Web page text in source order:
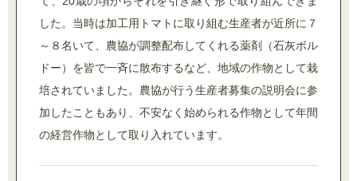
した。当時は加工用トマトに取り組む生産者が近所に７
～８名いて、農協が調整配布してくれる薬剤（石灰ボル
ドー）を皆で一斉に散布するなど、地域の作物として栽
培されていました。農協が行う生産者募集の説明会に参
加したこともあり、不安なく始められる作物として年間
の経営作物として取り入れています。